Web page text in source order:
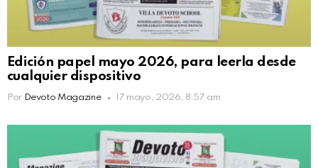
Edición papel mayo 2026, para leerla desde
cualquier dispositivo
Por Devoto Magazine 17 mayo, 2026, 8:57 am